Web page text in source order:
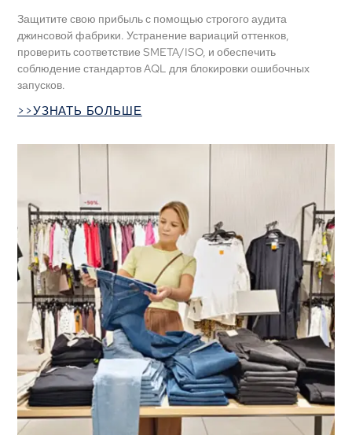
Защитите свою прибыль с помощью строгого аудита
джинсовой фабрики. Устранение вариаций оттенков,
проверить соответствие SMETA/ISO, и обеспечить
соблюдение стандартов AQL для блокировки ошибочных
запусков.
>>УЗНАТЬ БОЛЬШЕ